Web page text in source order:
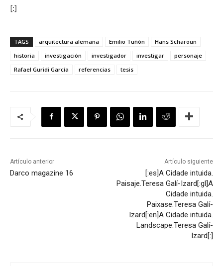
[:]
TAGS arquitectura alemana Emilio Tuñón
Hans Scharoun
historia
investigación investigador investigar
personaje
Rafael Guridi García
referencias tesis
Artículo anterior
Darco magazine 16
Artículo siguiente
[:es]A Cidade intuida.
Paisaje.Teresa Galí-Izard[:gl]A
Cidade intuida.
Paixase.Teresa Galí-
Izard[:en]A Cidade intuida.
Landscape.Teresa Galí-
Izard[:]